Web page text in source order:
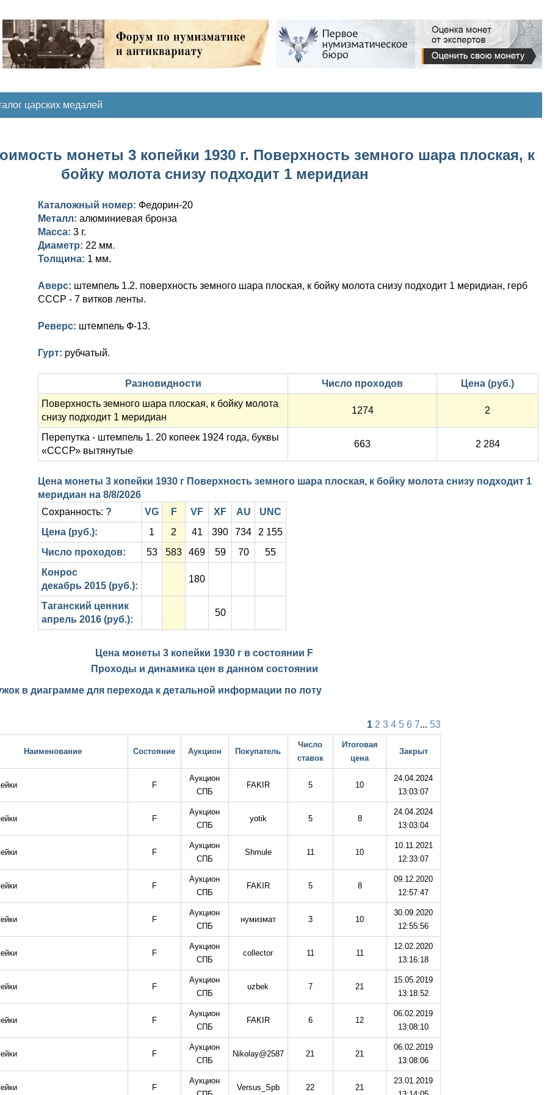
царских медалей
монеты 3 копейки 1930 г. Поверхность земного шара плоская, к
бойку молота снизу подходит 1 меридиан
Каталожный номер: Федорин-20
Металл: алюминиевая бронза
Масса: 3 г.
Диаметр: 22 мм.
Толщина: 1 мм.
Аверс: штемпель 1.2. поверхность земного шара плоская, к бойку молота снизу подходит 1 меридиан, герб
СССР - 7 витков ленты.
Реверс: штемпель Ф-13.
Гурт: рубчатый.
Разновидности Число проходов
Цена (руб.)
Поверхность земного шара плоская, к бойку молота
снизу подходит 1 меридиан
1274 2
Перепутка - штемпель 1. 20 копеек 1924 года, буквы
«СССР» вытянутые
663 2 284
Цена монеты 3 копейки 1930 г Поверхность земного шара плоская, к бойку молота снизу подходит 1
меридиан на 8/8/2026
Сохранность: ? VG F VF XF AU
UNC
Цена (руб.):
1 2 41 390 734
2 155
Число проходов:
53 583 469 59 70
55
Конрос
декабрь 2015 (руб.):
180
Таганский ценник
апрель 2016 (руб.):
50
Цена монеты 3 копейки 1930 г в состоянии F
Проходы и динамика цен в данном состоянии
в диаграмме для перехода к детальной информации по лоту
1 2 3 4 5 6 7... 53
Наименование Состояние Аукцион Покупатель
Число
ставок
Итоговая
цена
Закрыт
F
Аукцион
СПБ
FAKIR 5 10
24.04.2024
13:03:07
F
Аукцион
СПБ
yotik 5 8
24.04.2024
13:03:04
F
Аукцион
СПБ
Shmule 11 10
10.11.2021
12:33:07
F
Аукцион
СПБ
FAKIR 5 8
09.12.2020
12:57:47
F
Аукцион
СПБ
нумизмат 3 10
30.09.2020
12:55:56
F
Аукцион
СПБ
collector 11 11
12.02.2020
13:16:18
F
Аукцион
СПБ
uzbek 7 21
15.05.2019
13:18:52
F
Аукцион
СПБ
FAKIR 6 12
06.02.2019
13:08:10
F
Аукцион
СПБ
Nikolay@2587 21 21
06.02.2019
13:08:06
F
Аукцион
Versus_Spb 22 21
23.01.2019